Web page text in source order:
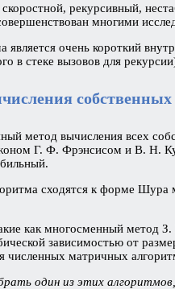
рекурсивный,
многими
очень короткий
в стеке вызовов для
собственных
метод вычисления всех
Г. Ф. Фрэнсисом и В. Н.
сходятся к форме
как многосменный метод
зависимостью от
численных матричных
один из этих